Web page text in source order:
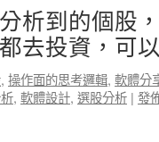
析到的個股
去投資，可
, 操作面的思考邏輯, 軟體分
, 軟體設計, 選股分析 | 發